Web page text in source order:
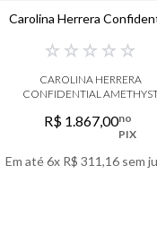
Carolina Herrera
☆ ☆ ☆ ☆ ☆
CAROLINA HERRERA
CONFIDENTIAL
R$ 1.867,00no
PIX
Em até6x R$ 311,16sem